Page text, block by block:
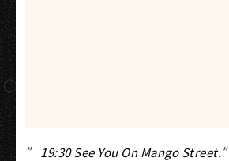
” 19:30 See You On Mango Street.”